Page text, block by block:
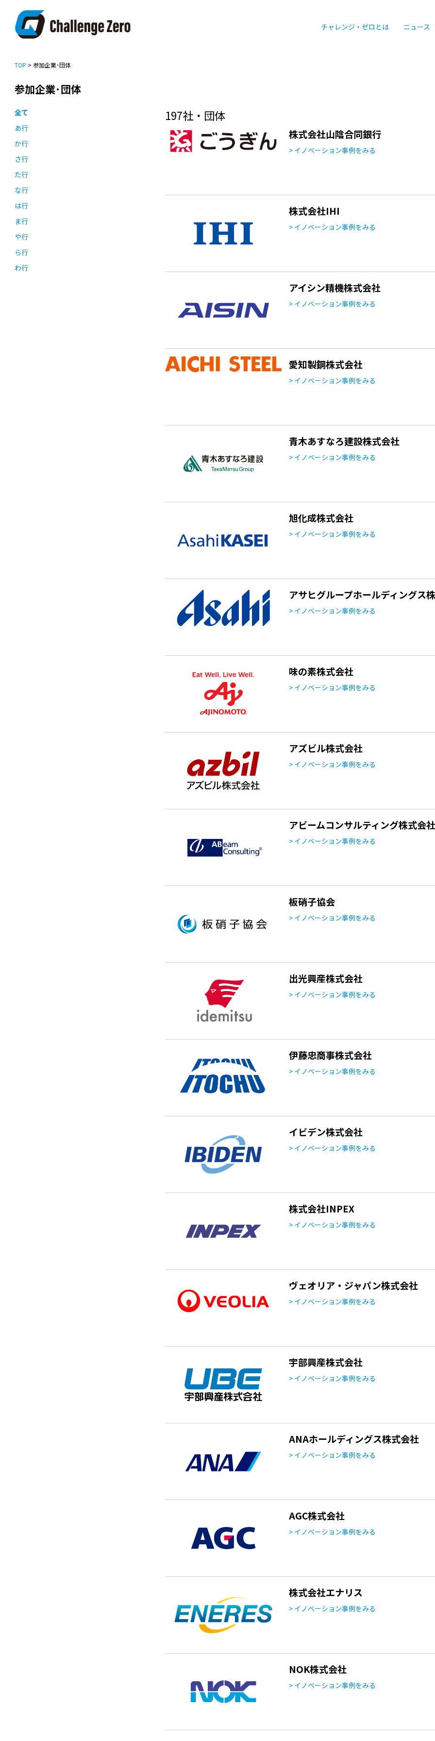
チャレンジ・ゼロとは ニュース
TOP > 参加企業･団体
参加企業･団体
全て
あ行
か行
さ行
た行
な行
は行
ま行
や行
ら行
わ行
197社・団体
株式会社山陰合同銀行
> イノベーション事例をみる
株式会社IHI
> イノベーション事例をみる
アイシン精機株式会社
> イノベーション事例をみる
愛知製鋼株式会社
> イノベーション事例をみる
青木あすなろ建設株式会社
> イノベーション事例をみる
旭化成株式会社
> イノベーション事例をみる
アサヒグループホールディングス
> イノベーション事例をみる
味の素株式会社
> イノベーション事例をみる
アズビル株式会社
> イノベーション事例をみる
アビームコンサルティング株式会社
> イノベーション事例をみる
板硝子協会
> イノベーション事例をみる
出光興産株式会社
> イノベーション事例をみる
伊藤忠商事株式会社
> イノベーション事例をみる
イビデン株式会社
> イノベーション事例をみる
株式会社INPEX
> イノベーション事例をみる
ヴェオリア・ジャパン株式会社
> イノベーション事例をみる
宇部興産株式会社
> イノベーション事例をみる
ANAホールディングス株式会社
> イノベーション事例をみる
AGC株式会社
> イノベーション事例をみる
株式会社エナリス
> イノベーション事例をみる
NOK株式会社
> イノベーション事例をみる